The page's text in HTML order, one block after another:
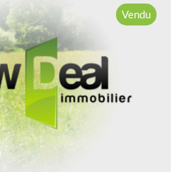
L 'escalier nous conduit à la
de bureau) ainsi que 3
de bains et 1 WC indépendant.
de 40 m² avec possibilité de
vous permet d 'assurer
le jardin. Le jardin est
en aérothermie... Les honoraires
la charge de l'acquéreur sont
prix affiché. Pour tout
merci de prendre contact avec
au 07 87 50 83 17
Vendu